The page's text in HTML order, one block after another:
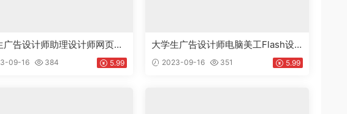
广告设计师助理设计师网页设
关岗位个人工作简历Word模
doc
09-16 384 5.99
大学生广告设计师电脑美工Flash设
计相关岗位个人工作简历Word模板
下载doc
2023-09-16 351 5.99